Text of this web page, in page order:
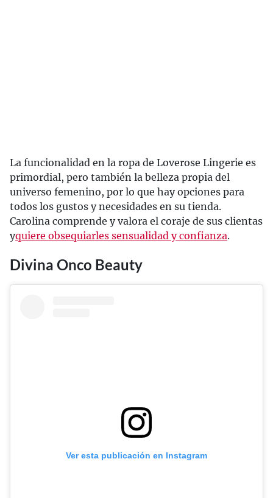
La funcionalidad en la ropa de Loverose Lingerie es
primordial, pero también la belleza propia del
universo femenino, por lo que hay opciones para
todos los gustos y necesidades en su tienda.
Carolina comprende y valora el coraje de sus clientas
yquiere obsequiarles sensualidad y confianza.
Divina Onco Beauty
Ver esta publicación en Instagram